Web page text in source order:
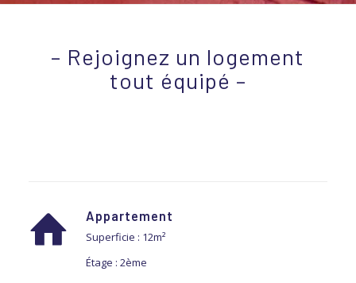
– Rejoignez un logement
tout équipé –
Appartement
Superficie : 12m²
Étage : 2ème